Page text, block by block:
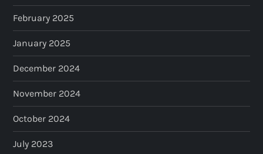
February 2025
January 2025
December 2024
November 2024
October 2024
July 2023